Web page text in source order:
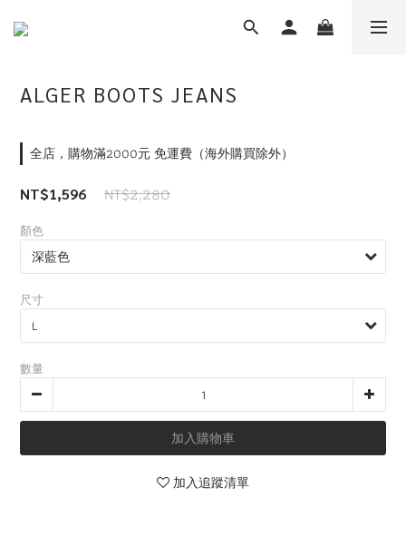
ALGER BOOTS JEANS
全店，購物滿2000元 免運費（海外購買除外）
NT$1,596 NT$2,280
顏色
尺寸
數量
加入購物車
加入追蹤清單